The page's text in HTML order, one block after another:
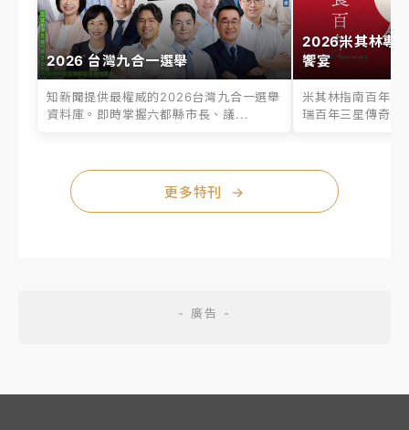
2026 台灣九合一選舉
知新聞提供最權威的2026台灣九合一選舉
資料庫。即時掌握六都縣市長、議...
2026米其林專
饗宴
米其林指南百年之
瑞百年三星傳奇、
更多特刊 →